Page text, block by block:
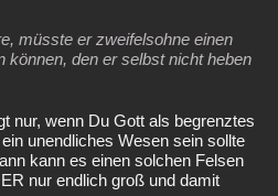
müsste er zweifelsohne einen
können, den er selbst nicht heben
nur, wenn Du Gott als begrenztes
unendliches Wesen sein sollte
kann es einen solchen Felsen
nur endlich groß und damit